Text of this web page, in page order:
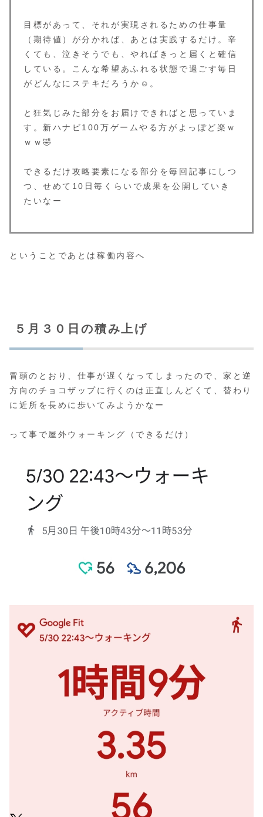
目標があって、それが実現されるための仕事量
（期待値）が分かれば、あとは実践するだけ。辛
くても、泣きそうでも、やればきっと届くと確信
している。こんな希望あふれる状態で過ごす毎日
がどんなにステキだろうか☺。
と狂気じみた部分をお届けできればと思っていま
す。新ハナビ100万ゲームやる方がよっぽど楽ｗ
ｗｗ🤣
できるだけ攻略要素になる部分を毎回記事にしつ
つ、せめて10日毎くらいで成果を公開していき
たいなー
ということであとは稼働内容へ
５月３０日の積み上げ
冒頭のとおり、仕事が遅くなってしまったので、家と逆
方向のチョコザップに行くのは正直しんどくて、替わり
に近所を長めに歩いてみようかなー
って事で屋外ウォーキング（できるだけ）